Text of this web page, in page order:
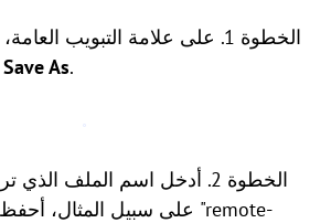
الخطوة 1. على علامة التبويب
Save As.
الخطوة 2. أدخل اسم الملف